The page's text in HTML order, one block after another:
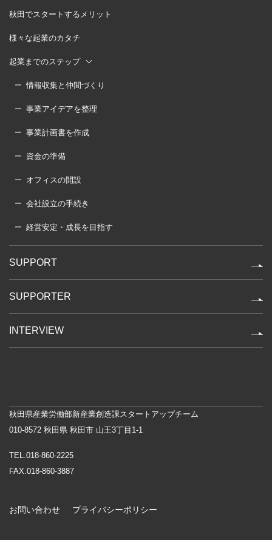
秋田でスタートするメリット
様々な起業のカタチ
起業までのステップ
情報収集と仲間づくり
事業アイデアを整理
事業計画書を作成
資金の準備
オフィスの開設
会社設立の手続き
経営安定・成長を目指す
SUPPORT
SUPPORTER
INTERVIEW
秋田県産業労働部新産業創造課スタートアップチーム
010-8572 秋田県 秋田市 山王3丁目1-1
TEL.018-860-2225
FAX.018-860-3887
お問い合わせ プライバシーポリシー